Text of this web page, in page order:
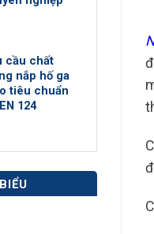
cầu chất
nắp hố ga
tiêu chuẩn
124